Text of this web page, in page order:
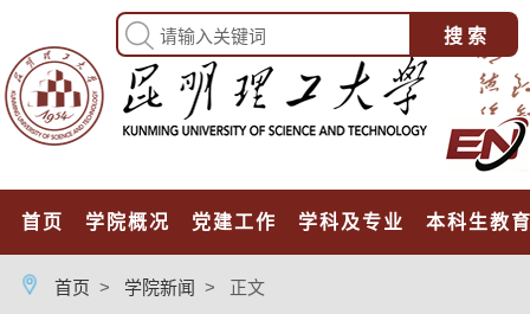
首页 学院概况 党建工作 学科及专业 本科生教
首页 > 学院新闻 > 正文